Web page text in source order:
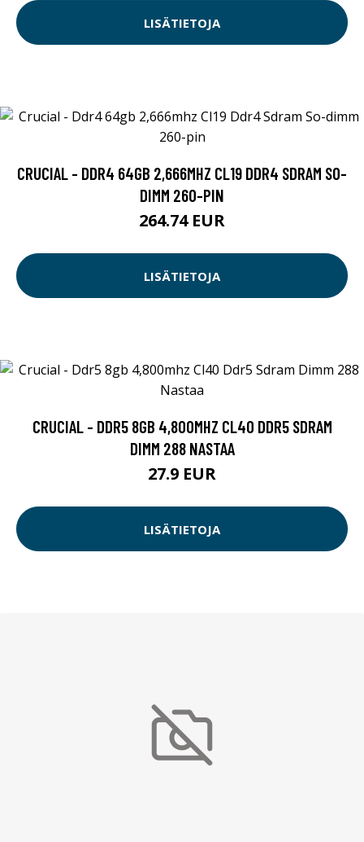
LISÄTIETOJA
CRUCIAL - DDR4 64GB 2,666MHZ CL19 DDR4 SDRAM SO-
DIMM 260-PIN
264.74 EUR
LISÄTIETOJA
CRUCIAL - DDR5 8GB 4,800MHZ CL40 DDR5 SDRAM
DIMM 288 NASTAA
27.9 EUR
LISÄTIETOJA